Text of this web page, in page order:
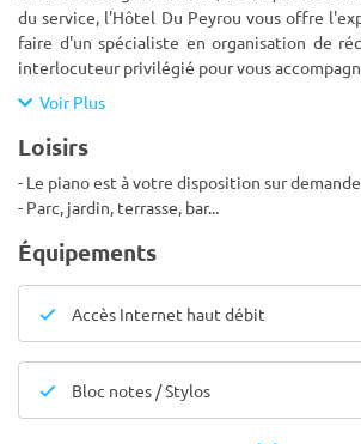
du service, l'Hôtel Du Peyrou vous offre
faire d'un spécialiste en organisation de
interlocuteur privilégié pour vous
Voir Plus
Loisirs
- Le piano est à votre disposition sur
- Parc, jardin, terrasse, bar...
Équipements
Accès Internet haut débit
Bloc notes / Stylos